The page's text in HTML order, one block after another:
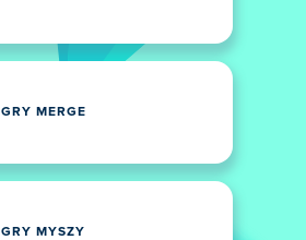
GRY MERGE
GRY MYSZY